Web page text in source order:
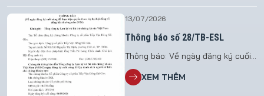
13/07/2026
Thông báo số 28/TB-ESL
Thông báo: Về ngày đăng ký cuối
cùng để thực hiện quyền tham dự
đại hội đồng cổ đông bất thường
XEM THÊM